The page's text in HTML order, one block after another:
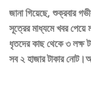
জানা গিয়েছে, শুক্রবার
সূত্রের মাধ্যমে খবর
ধৃতদের কাছ থেকে ৩ লক্ষ
সব ২ হাজার টাকার